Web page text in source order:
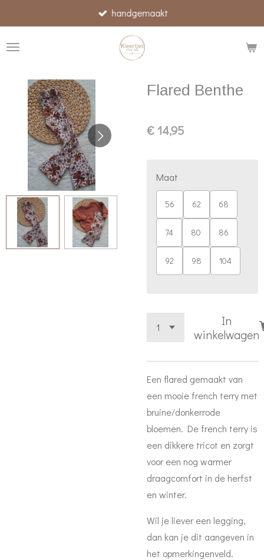
direct
naar
hoofdinhoud
handgemaakt
Flared Benthe
€ 14,95
Maat
56 62 68
74 80 86
92 98 104
In
winkelwagen
Een flared gemaakt van
een mooie french terry met
bruine/donkerrode
bloemen. De french terry is
een dikkere tricot en zorgt
voor een nog warmer
draagcomfort in de herfst
en winter.
Wil je liever een legging,
dan kan je dit aangeven in
het opmerkingenveld.